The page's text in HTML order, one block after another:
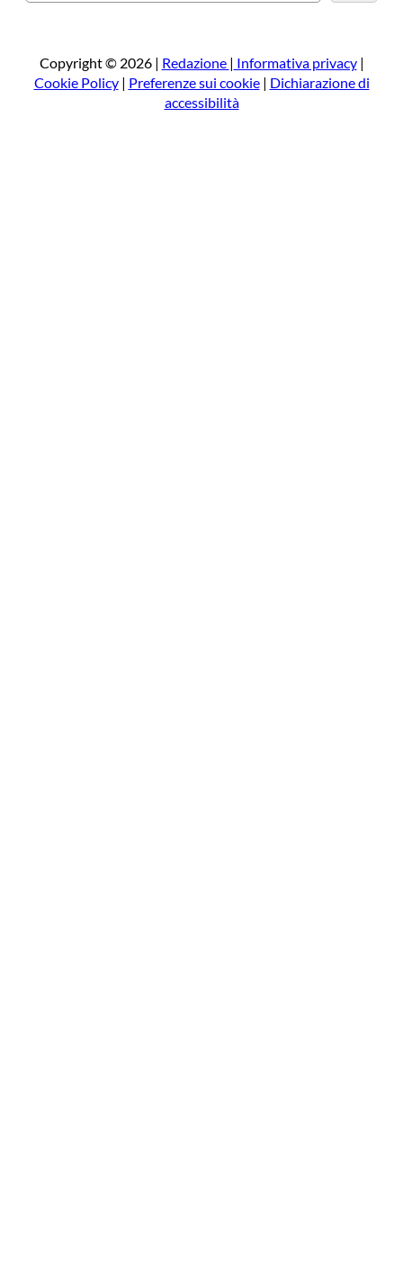
a
Copyright © 2026 | Redazione | Informativa privacy|
Cookie Policy| Preferenze sui cookie| Dichiarazione di
accessibilità